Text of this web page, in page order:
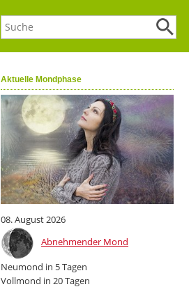
Aktuelle Mondphase
08. August 2026
Abnehmender Mond
Neumond in 5 Tagen
Vollmond in 20 Tagen